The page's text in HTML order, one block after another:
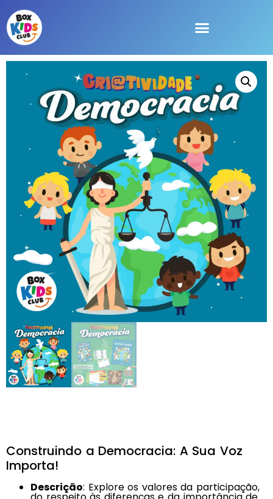
Construindo a Democracia: A Sua Voz
Importa!
Descrição: Explore os valores da participação,